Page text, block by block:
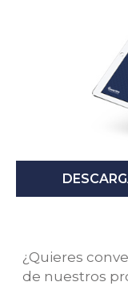
¿Quieres
de nuestros